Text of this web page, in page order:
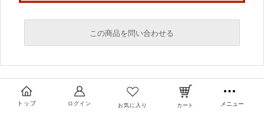
この商品を問い合わせる
トップ ログイン お気に入り カート メニュー